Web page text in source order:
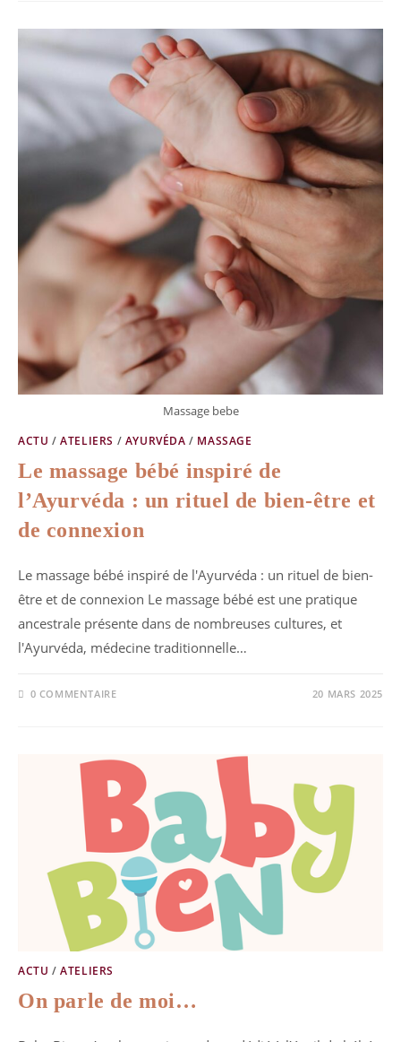
Massage bebe
ACTU /ATELIERS / AYURVÉDA / MASSAGE
Le massage bébé inspiré de
l’Ayurvéda : un rituel de bien-être et
de connexion
Le massage bébé inspiré de l'Ayurvéda : un rituel de bien-
être et de connexion Le massage bébé est une pratique
ancestrale présente dans de nombreuses cultures, et
l'Ayurvéda, médecine traditionnelle…
0 COMMENTAIRE 20 MARS 2025
ACTU /ATELIERS
On parle de moi…